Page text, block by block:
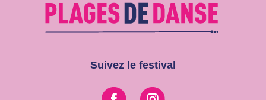
Suivez le festival